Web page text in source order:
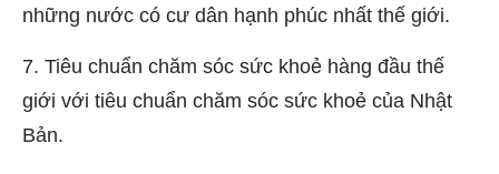
những nước có cư dân hạnh phúc nhất thế giới.
7. Tiêu chuẩn chăm sóc sức khoẻ hàng đầu thế
giới với tiêu chuẩn chăm sóc sức khoẻ của Nhật
Bản.